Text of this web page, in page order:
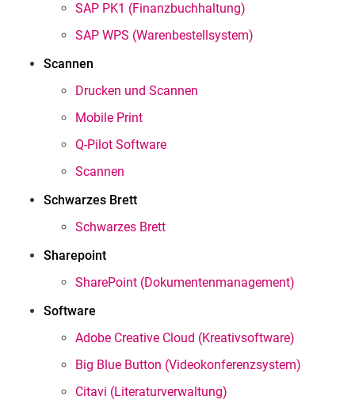
SAP PK1 (Finanzbuchhaltung)
SAP WPS (Warenbestellsystem)
Scannen
Drucken und Scannen
Mobile Print
Q-Pilot Software
Scannen
Schwarzes Brett
Schwarzes Brett
Sharepoint
SharePoint (Dokumentenmanagement)
Software
Adobe Creative Cloud (Kreativsoftware)
Big Blue Button (Videokonferenzsystem)
Citavi (Literaturverwaltung)